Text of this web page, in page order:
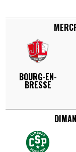
BOURG-EN-
BRESSE